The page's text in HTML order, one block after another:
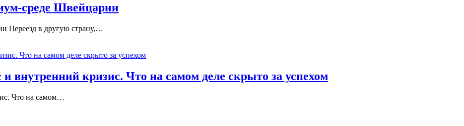
среде Швейцарии
Переезд в другую страну,…
внутренний кризис. Что на самом деле скрыто за успехом
Что на самом…